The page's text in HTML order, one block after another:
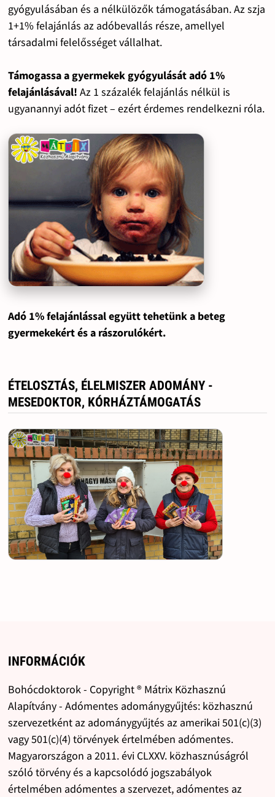
gyógyulásában és a nélkülözők támogatásában. Az szja
1+1% felajánlás az adóbevallás része, amellyel
társadalmi felelősséget vállalhat.
Támogassa a gyermekek gyógyulását adó 1%
felajánlásával! Az 1 százalék felajánlás nélkül is
ugyanannyi adót fizet – ezért érdemes rendelkezni róla.
Adó 1% felajánlással együtt tehetünk a beteg
gyermekekért és a rászorulókért.
ÉTELOSZTÁS, ÉLELMISZER ADOMÁNY -
MESEDOKTOR, KÓRHÁZTÁMOGATÁS
INFORMÁCIÓK
Bohócdoktorok - Copyright ® Mátrix Közhasznú
Alapítvány - Adómentes adománygyűjtés: közhasznú
szervezetként az adománygyűjtés az amerikai 501(c)(3)
vagy 501(c)(4) törvények értelmében adómentes.
Magyarországon a 2011. évi CLXXV. közhasznúságról
szóló törvény és a kapcsolódó jogszabályok
értelmében adómentes a szervezet, adómentes az